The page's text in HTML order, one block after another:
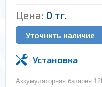
Цена: 0 тг.
Уточнить наличие
Установка
Аккумуляторная батарея